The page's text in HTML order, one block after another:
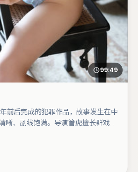
99:49
前后完成的犯罪作品，故事发生在中
晰、副线饱满。导演管虎擅长群戏与
刘、赵丽颖分别提供反差与喜剧/悬
。若你偏爱强类型与清晰主线，这部